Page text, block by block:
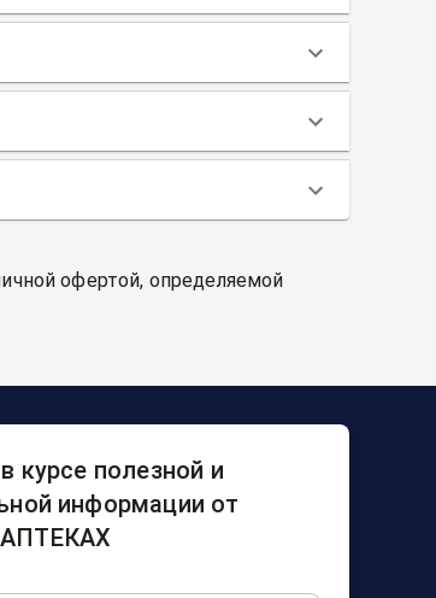
офертой, определяемой
курсе полезной и
информации от